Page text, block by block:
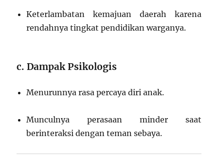
Keterlambatan kemajuan daerah karena
rendahnya tingkat pendidikan warganya.
c. Dampak Psikologis
Menurunnya rasa percaya diri anak.
Munculnya perasaan minder saat
berinteraksi dengan teman sebaya.